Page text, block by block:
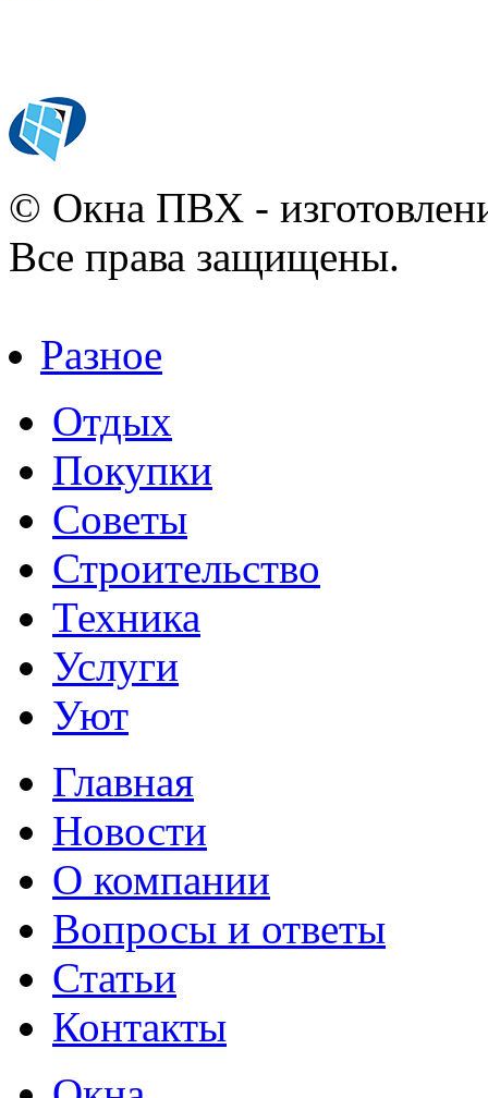
© Окна ПВХ -
Все права защищены.
Разное
Отдых
Покупки
Советы
Строительство
Техника
Услуги
Уют
Главная
Новости
О компании
Вопросы и ответы
Статьи
Контакты